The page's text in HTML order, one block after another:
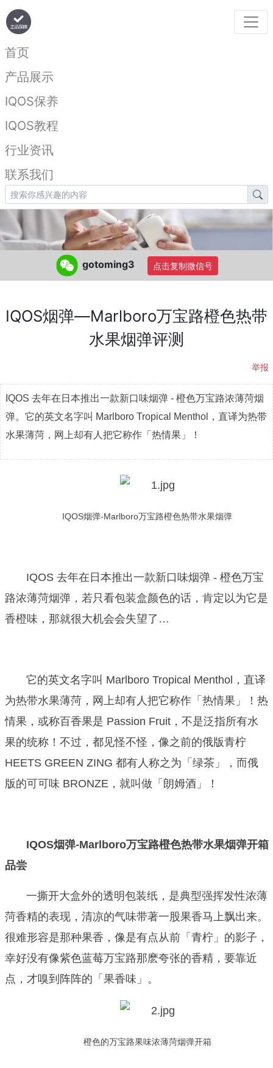
首页
产品展示
IQOS保养
IQOS教程
行业资讯
联系我们
IQOS烟弹—Marlboro万宝路橙色热带
水果烟弹评测
举报
IQOS 去年在日本推出一款新口味烟弹 - 橙色万宝路浓薄菏烟
弹。它的英文名字叫 Marlboro Tropical Menthol，直译为热带
水果薄菏，网上却有人把它称作「热情果」！
IQOS烟弹-Marlboro万宝路橙色热带水果烟弹
IQOS 去年在日本推出一款新口味烟弹 - 橙色万宝
路浓薄菏烟弹，若只看包装盒颜色的话，肯定以为它是
香橙味，那就很大机会会失望了…
它的英文名字叫 Marlboro Tropical Menthol，直译
为热带水果薄菏，网上却有人把它称作「热情果」！热
情果，或称百香果是 Passion Fruit，不是泛指所有水
果的统称！不过，都见怪不怪，像之前的俄版青柠
HEETS GREEN ZING 都有人称之为「绿茶」，而俄
版的可可味 BRONZE，就叫做「朗姆酒」！
IQOS烟弹-Marlboro万宝路橙色热带水果烟弹开箱
品尝
一撕开大盒外的透明包装纸，是典型强挥发性浓薄
菏香精的表现，清凉的气味带著一股果香马上飘出来。
很难形容是那种果香，像是有点从前「青柠」的影子，
幸好没有像紫色蓝莓万宝路那麽夸张的香精，要靠近
点，才嗅到阵阵的「果香味」。
橙色的万宝路果味浓薄菏烟弹开箱
gotoming3 点击复制微信号